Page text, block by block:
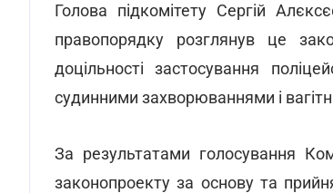
Голова підкомітету Сергій
правопорядку розглянув це
доцільності застосування
судинними захворюваннями і
За результатами голосування
законопроекту за основу та